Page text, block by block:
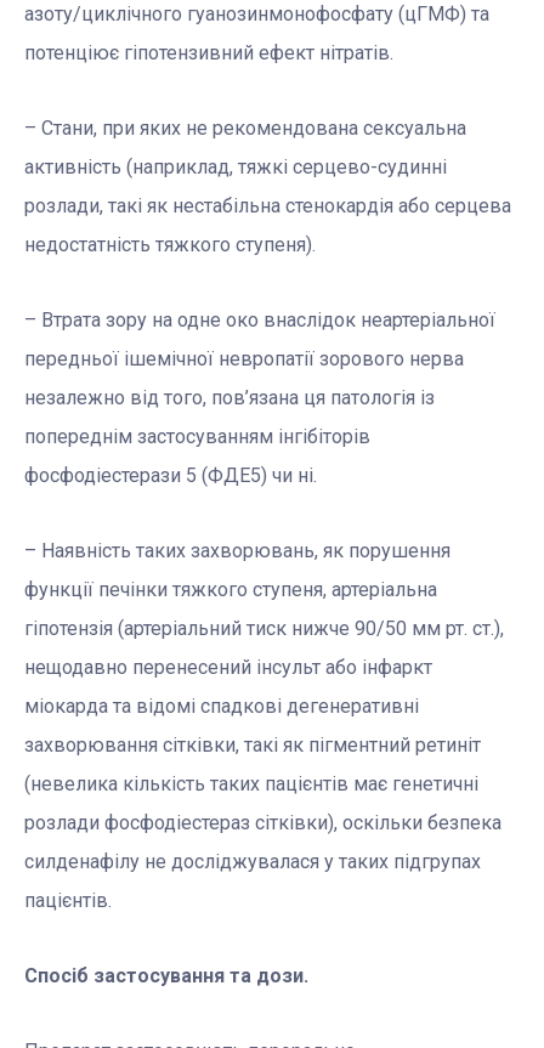
азоту/циклічного гуанозинмонофосфату (цГМФ) та
потенціює гіпотензивний ефект нітратів.
– Стани, при яких не рекомендована сексуальна
активність (наприклад, тяжкі серцево-судинні
розлади, такі як нестабільна стенокардія або серцева
недостатність тяжкого ступеня).
– Втрата зору на одне око внаслідок неартеріальної
передньої ішемічної невропатії зорового нерва
незалежно від того, пов’язана ця патологія із
попереднім застосуванням інгібіторів
фосфодіестерази 5 (ФДЕ5) чи ні.
– Наявність таких захворювань, як порушення
функції печінки тяжкого ступеня, артеріальна
гіпотензія (артеріальний тиск нижче 90/50 мм рт. ст.),
нещодавно перенесений інсульт або інфаркт
міокарда та відомі спадкові дегенеративні
захворювання сітківки, такі як пігментний ретиніт
(невелика кількість таких пацієнтів має генетичні
розлади фосфодіестераз сітківки), оскільки безпека
силденафілу не досліджувалася у таких підгрупах
пацієнтів.
Спосіб застосування та дози.